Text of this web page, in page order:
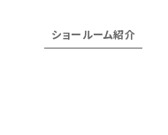
ショールーム紹介